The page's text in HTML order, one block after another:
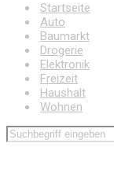
Startseite
Auto
Baumarkt
Drogerie
Elektronik
Freizeit
Haushalt
Wohnen